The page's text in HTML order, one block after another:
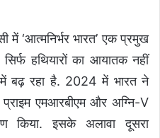
में ‘आत्मनिर्भर भारत’ एक प्रमुख
हथियारों का आयातक नहीं
में बढ़ रहा है. 2024 में भारत ने
प्राइम एमआरबीएम और अग्नि-V
किया. इसके अलावा दूसरा